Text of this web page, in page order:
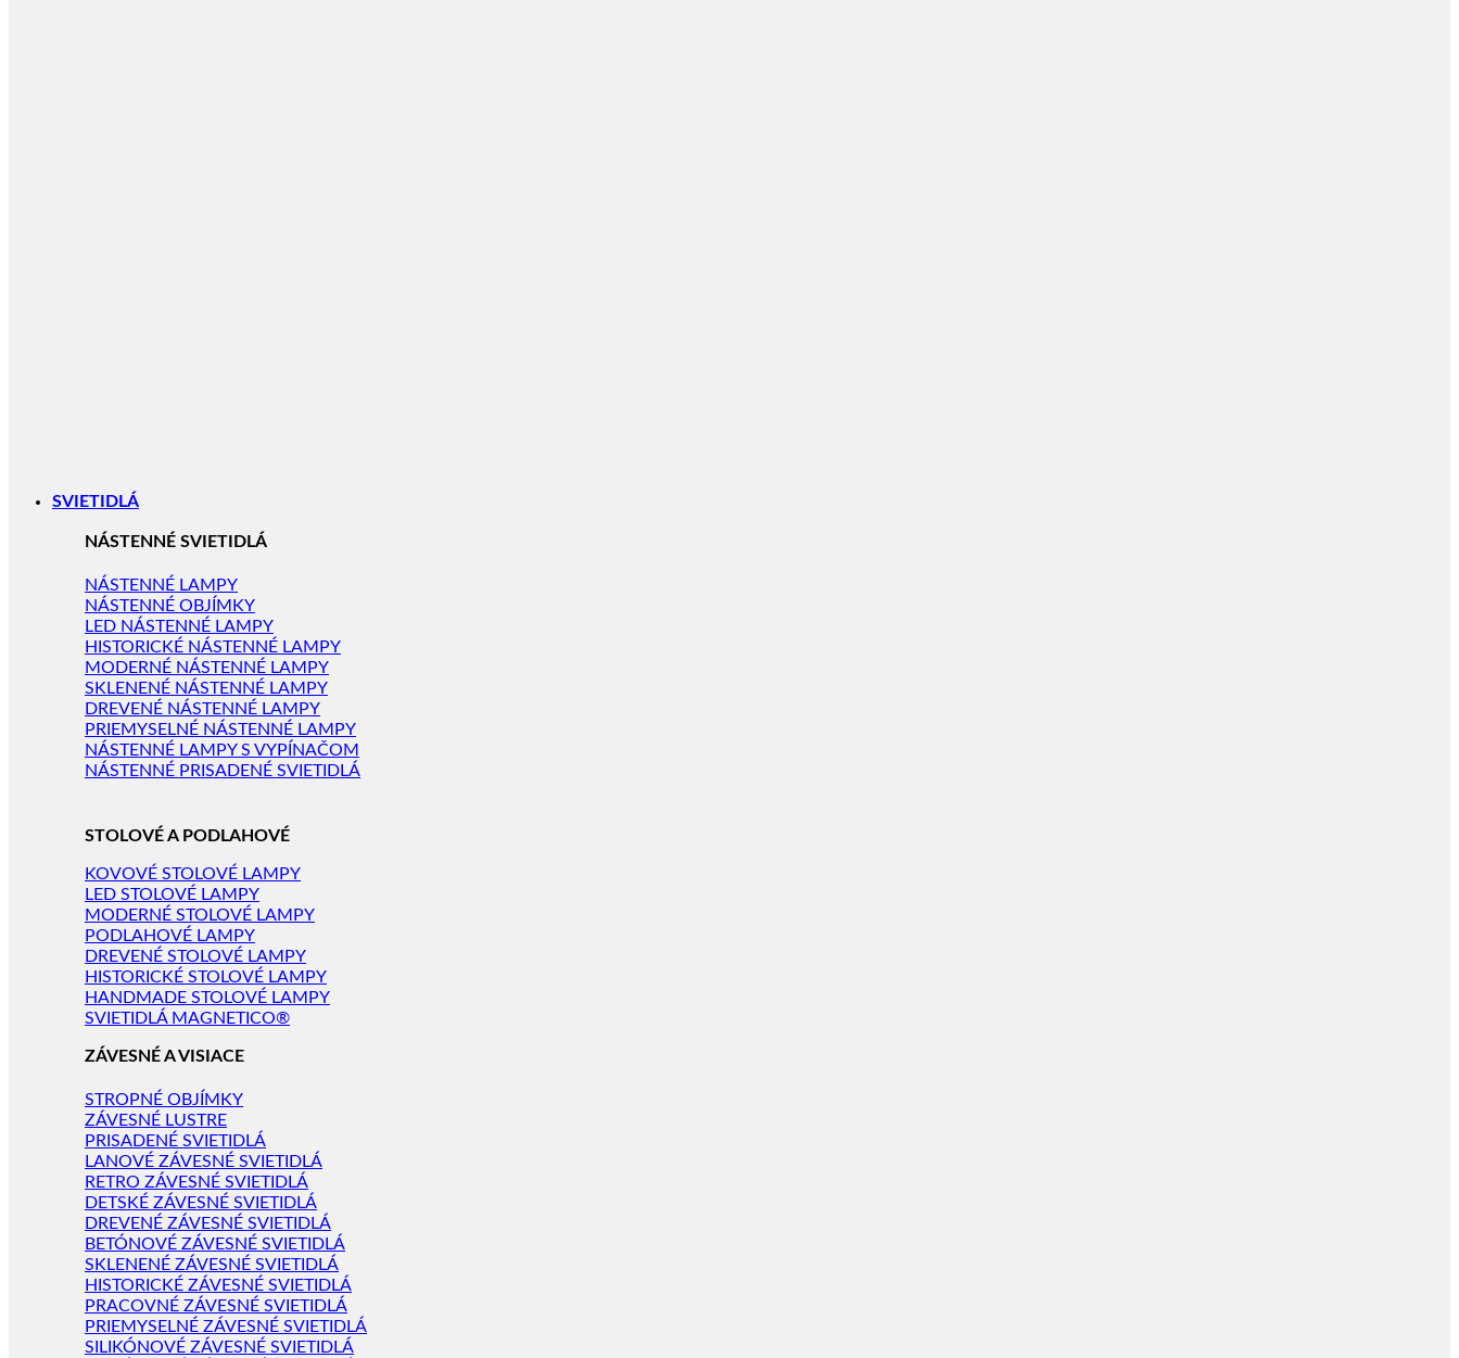
SVIETIDLÁ
NÁSTENNÉ SVIETIDLÁ
NÁSTENNÉ LAMPY
NÁSTENNÉ OBJÍMKY
LED NÁSTENNÉ LAMPY
HISTORICKÉ NÁSTENNÉ LAMPY
MODERNÉ NÁSTENNÉ LAMPY
SKLENENÉ NÁSTENNÉ LAMPY
DREVENÉ NÁSTENNÉ LAMPY
PRIEMYSELNÉ NÁSTENNÉ LAMPY
NÁSTENNÉ LAMPY S VYPÍNAČOM
NÁSTENNÉ PRISADENÉ SVIETIDLÁ
STOLOVÉ A PODLAHOVÉ
KOVOVÉ STOLOVÉ LAMPY
LED STOLOVÉ LAMPY
MODERNÉ STOLOVÉ LAMPY
PODLAHOVÉ LAMPY
DREVENÉ STOLOVÉ LAMPY
HISTORICKÉ STOLOVÉ LAMPY
HANDMADE STOLOVÉ LAMPY
SVIETIDLÁ MAGNETICO®
ZÁVESNÉ A VISIACE
STROPNÉ OBJÍMKY
ZÁVESNÉ LUSTRE
PRISADENÉ SVIETIDLÁ
LANOVÉ ZÁVESNÉ SVIETIDLÁ
RETRO ZÁVESNÉ SVIETIDLÁ
DETSKÉ ZÁVESNÉ SVIETIDLÁ
DREVENÉ ZÁVESNÉ SVIETIDLÁ
BETÓNOVÉ ZÁVESNÉ SVIETIDLÁ
SKLENENÉ ZÁVESNÉ SVIETIDLÁ
HISTORICKÉ ZÁVESNÉ SVIETIDLÁ
PRACOVNÉ ZÁVESNÉ SVIETIDLÁ
PRIEMYSELNÉ ZÁVESNÉ SVIETIDLÁ
SILIKÓNOVÉ ZÁVESNÉ SVIETIDLÁ